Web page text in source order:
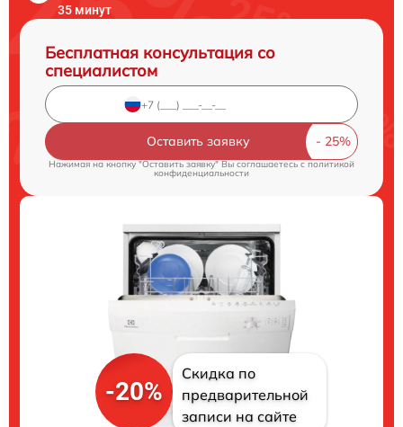
35 минут
Бесплатная консультация со
специалистом
Оставить заявку
Нажимая на кнопку "Оставить заявку" Вы соглашаетесь c политикой
конфиденциальности
-20%
Скидка по
предварительной
записи на сайте